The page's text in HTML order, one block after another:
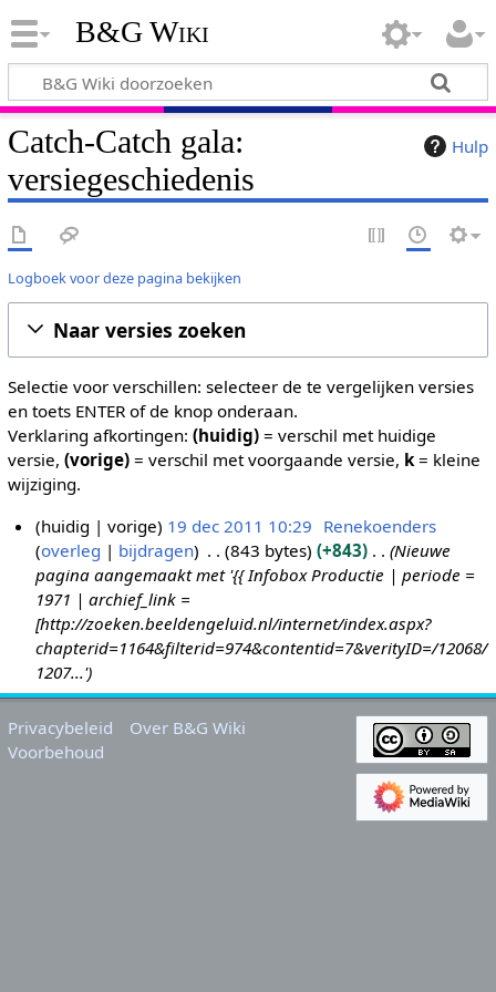
B&G Wiki
Hulp
Catch-Catch gala:
versiegeschiedenis
Logboek voor deze pagina bekijken
Naar versies zoeken
Selectie voor verschillen: selecteer de te vergelijken versies
en toets ENTER of de knop onderaan.
Verklaring afkortingen: (huidig)= verschil met huidige
versie, (vorige)= verschil met voorgaande versie, k= kleine
wijziging.
0
1
1
huidig vorige 19 dec 2011 10:29 Renekoenders
overleg
bijdragen 843 bytes +843
Nieuwe
pagina aangemaakt met '{{ Infobox Productie | periode =
1971 | archief_link =
[http://zoeken.beeldengeluid.nl/internet/index.aspx?
chapterid=1164&filterid=974&contentid=7&verityID=/12068/
1207...'
Privacybeleid
Over B&G Wiki
Voorbehoud